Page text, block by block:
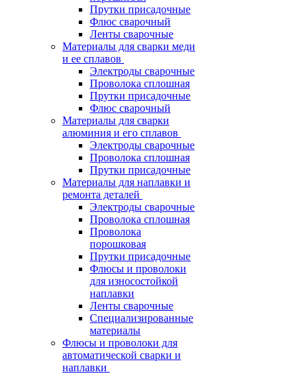
Прутки присадочные
Флюс сварочный
Ленты сварочные
Материалы для сварки меди
и ее сплавов
Электроды сварочные
Проволока сплошная
Прутки присадочные
Флюс сварочный
Материалы для сварки
алюминия и его сплавов
Электроды сварочные
Проволока сплошная
Прутки присадочные
Материалы для наплавки и
ремонта деталей
Электроды сварочные
Проволока сплошная
Проволока
порошковая
Прутки присадочные
Флюсы и проволоки
для износостойкой
наплавки
Ленты сварочные
Специализированные
материалы
Флюсы и проволоки для
автоматической сварки и
наплавки